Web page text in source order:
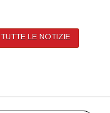
TUTTE LE NOTIZIE